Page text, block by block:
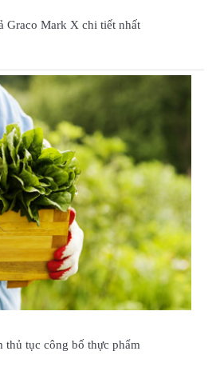
Graco Mark X chi tiết nhất
thủ tục công bố thực phẩm